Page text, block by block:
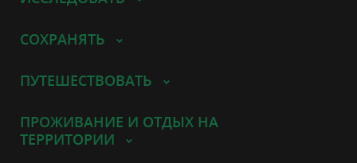
СОХРАНЯТЬ
ПУТЕШЕСТВОВАТЬ
ПРОЖИВАНИЕ И ОТДЫХ НА
ТЕРРИТОРИИ